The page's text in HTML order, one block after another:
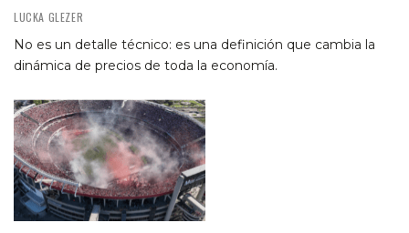
LUCKA GLEZER
No es un detalle técnico: es una definición que cambia la
dinámica de precios de toda la economía.